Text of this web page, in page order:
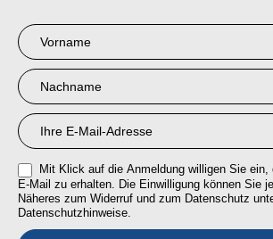
Newsletter
Anmeldung
RMI
Mit Klick auf die Anmeldung willigen Sie ein,
E-Mail zu erhalten. Die Einwilligung können Sie
Näheres zum Widerruf und zum Datenschutz
Datenschutzhinweise.